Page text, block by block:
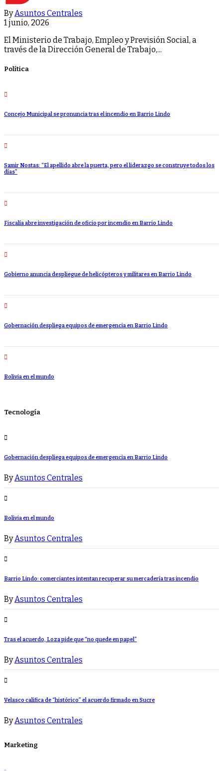
By Asuntos Centrales
1 junio, 2026
El Ministerio de Trabajo, Empleo y Previsión Social, a
través de la Dirección General de Trabajo,...
Política
Concejo Municipal se pronuncia tras el incendio en Barrio Lindo
Samir Nostas: “El apellido abre la puerta, pero el liderazgo se construye todos los
días”
Fiscalía abre investigación de oficio por incendio en Barrio Lindo
Gobierno anuncia despliegue de helicópteros y militares en Barrio Lindo
Gobernación despliega equipos de emergencia en Barrio Lindo
Bolivia en el mundo
Tecnología
Gobernación despliega equipos de emergencia en Barrio Lindo
ByAsuntos Centrales
Bolivia en el mundo
ByAsuntos Centrales
Barrio Lindo: comerciantes intentan recuperar su mercadería tras incendio
ByAsuntos Centrales
Tras el acuerdo, Loza pide que “no quede en papel”
By Asuntos Centrales
Velasco califica de “histórico” el acuerdo firmado en Sucre
By Asuntos Centrales
Marketing